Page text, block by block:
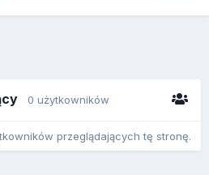
0 użytkowników
przeglądających tę stronę.